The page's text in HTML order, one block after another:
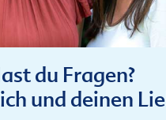
du Fragen?
und deinen